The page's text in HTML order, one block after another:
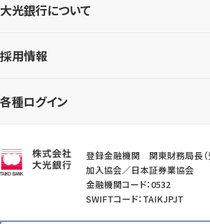
大光銀行について
採用情報
各種ログイン
登録金融機関 関東財務局長（
加入協会／日本証券業協会
金融機関コード：0532
SWIFTコード：TAIKJPJT